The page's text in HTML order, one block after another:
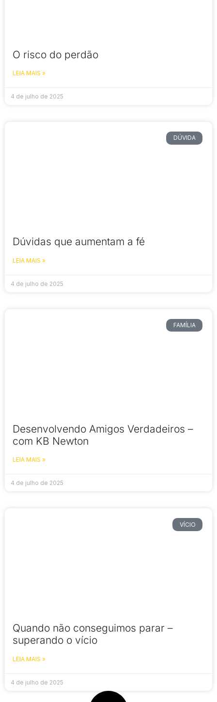
O risco do perdão
LEIA MAIS »
4 de julho de 2025
DÚVIDA
Dúvidas que aumentam a fé
LEIA MAIS »
4 de julho de 2025
FAMÍLIA
Desenvolvendo Amigos Verdadeiros –
com KB Newton
LEIA MAIS »
4 de julho de 2025
VÍCIO
Quando não conseguimos parar –
superando o vício
LEIA MAIS »
4 de julho de 2025